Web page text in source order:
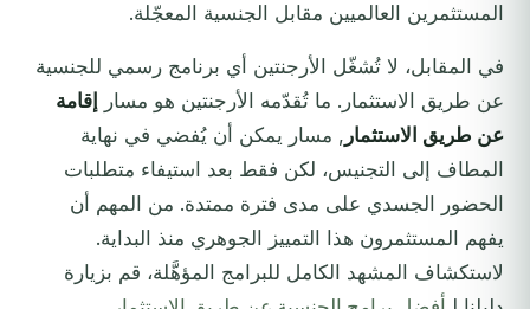
المستثمرين العالميين مقابل الجنسية المعجّلة.
في المقابل، لا تُشغّل الأرجنتين أي برنامج رسمي للجنسية
عن طريق الاستثمار. ما تُقدّمه الأرجنتين هو مسار إقامة
عن طريق الاستثمار , مسار يمكن أن يُفضي في نهاية
المطاف إلى التجنيس، لكن فقط بعد استيفاء متطلبات
الحضور الجسدي على مدى فترة ممتدة. من المهم أن
يفهم المستثمرون هذا التمييز الجوهري منذ البداية.
لاستكشاف المشهد الكامل للبرامج المؤهَّلة، قم بزيارة